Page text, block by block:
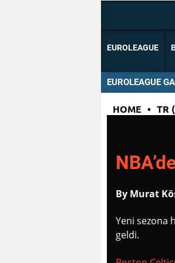
EUROLEAGUE
EUROLEAGUE
HOME • TR
By Murat
Yeni sezona
geldi.